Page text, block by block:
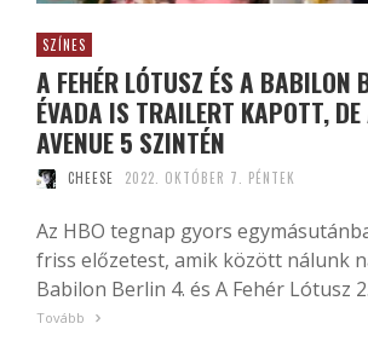
SZÍNES
A FEHÉR LÓTUSZ ÉS A BABILON
ÉVADA IS TRAILERT KAPOTT,
AVENUE 5 SZINTÉN
CHEESE 2022. OKTÓBER 7. PÉNTEK
Az HBO tegnap gyors
friss előzetest, amik között nálunk
Babilon Berlin 4. és A Fehér Lótusz
Tovább